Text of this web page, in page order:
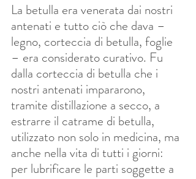
La betulla era venerata dai nostri
antenati e tutto ciò che dava –
legno, corteccia di betulla, foglie
– era considerato curativo. Fu
dalla corteccia di betulla che i
nostri antenati impararono,
tramite distillazione a secco, a
estrarre il catrame di betulla,
utilizzato non solo in medicina, ma
anche nella vita di tutti i giorni:
per lubrificare le parti soggette a